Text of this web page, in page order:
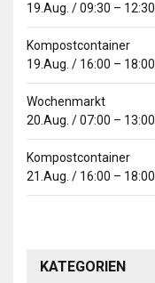
19.Aug. /09:30 – 12:30
Kompostcontainer
19.Aug. / 16:00 – 18:00
Wochenmarkt
20.Aug. /07:00 – 13:00
Kompostcontainer
21.Aug. / 16:00 – 18:00
KATEGORIEN